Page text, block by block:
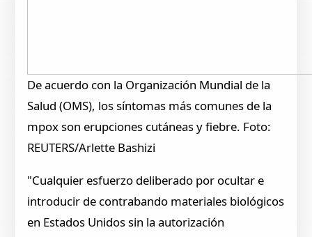
De acuerdo con la Organización Mundial de la
Salud (OMS), los síntomas más comunes de la
mpox son erupciones cutáneas y fiebre. Foto:
REUTERS/Arlette Bashizi
"Cualquier esfuerzo deliberado por ocultar e
introducir de contrabando materiales biológicos
en Estados Unidos sin la autorización